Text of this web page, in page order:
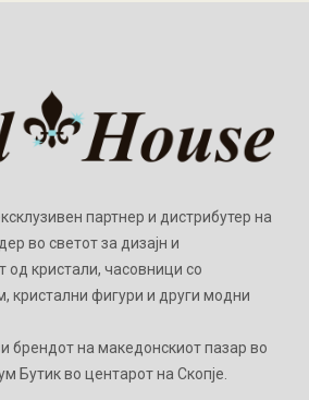
партнер и дистрибутер на
во светот за дизајн и
од кристали, часовници со
кристални фигури и други модни
брендот на македонскиот пазар во
Бутик во центарот на Скопје.